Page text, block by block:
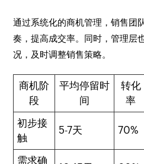
通过系统化的商机管理，销售团
奏，提高成交率。同时，管理层
况，及时调整销售策略。
商机阶
段
平均停留时
间
转化
率
初步接
触
5-7天 70%
需求确